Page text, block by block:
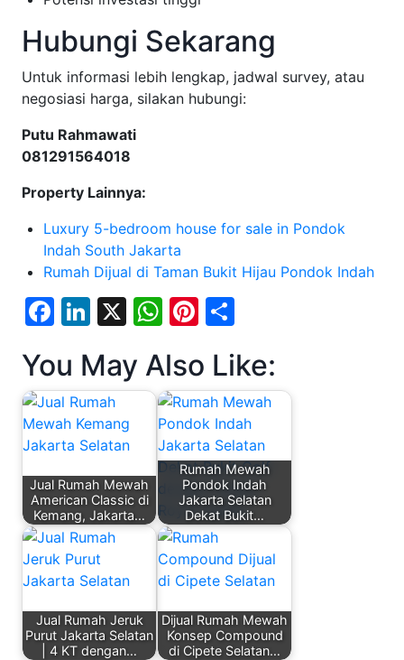
Hubungi Sekarang
Untuk informasi lebih lengkap, jadwal survey, atau
negosiasi harga, silakan hubungi:
Putu Rahmawati
081291564018
Property Lainnya:
Luxury 5-bedroom house for sale in Pondok
Indah South Jakarta
Rumah Dijual di Taman Bukit Hijau Pondok Indah
Facebook
LinkedIn
X WhatsApp
Pinterest
You May Also Like:
Jual Rumah Mewah
American Classic di
Kemang, Jakarta…
Rumah Mewah
Pondok Indah
Jakarta Selatan
Dekat Bukit…
Jual Rumah Jeruk
Purut Jakarta Selatan
| 4 KT dengan…
Dijual Rumah Mewah
Konsep Compound
di Cipete Selatan…